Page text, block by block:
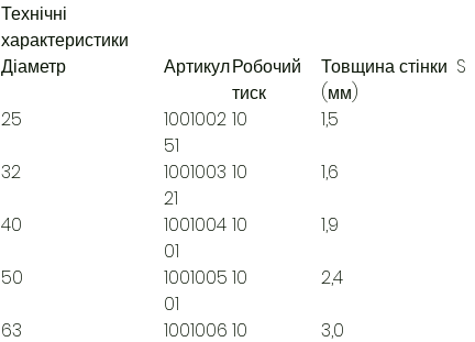
Технічні
характеристики
Діаметр
АртикулРобочий
тиск
Товщина стінки S
(мм)
25
1001002
51
10 1,5
32
1001003
21
10 1,6
40
1001004
01
10 1,9
50
1001005
01
10 2,4
63
1001006 10 3,0